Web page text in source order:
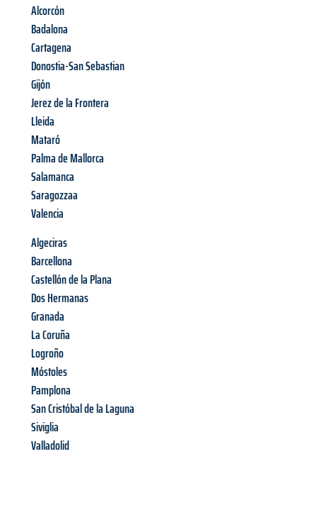
Alcorcón
Badalona
Cartagena
Donostia-San Sebastian
Gijón
Jerez de la Frontera
Lleida
Mataró
Palma de Mallorca
Salamanca
Saragozzaa
Valencia
Algeciras
Barcellona
Castellón de la Plana
Dos Hermanas
Granada
La Coruña
Logroño
Móstoles
Pamplona
San Cristóbal de la Laguna
Siviglia
Valladolid